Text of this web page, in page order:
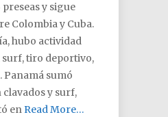
y sigue
Colombia y Cuba.
hubo actividad
surf, tiro deportivo,
sumó
y surf,
en Read More…